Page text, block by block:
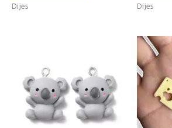
Dijes Dijes